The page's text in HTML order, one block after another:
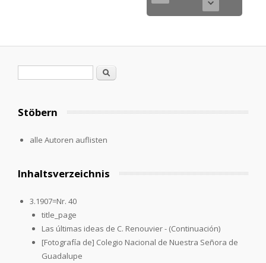
Search
Stöbern
alle Autoren auflisten
Inhaltsverzeichnis
3.1907=Nr. 40
title_page
Las últimas ideas de C. Renouvier - (Continuación)
[Fotografía de] Colegio Nacional de Nuestra Señora de
Guadalupe